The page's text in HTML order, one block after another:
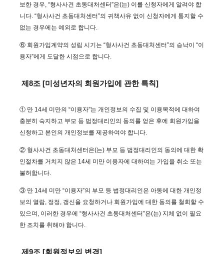
보한 경우, “형사사건 초동대처센터”은(는) 이를 신청자에게 알려야 합
니다. “형사사건 초동대처센터”의 귀책사유 없이 신청자에게 통지할 수
없는 경우에는 예외로 합니다.
⑥ 회원가입계약의 성립 시기는 “형사사건 초동대처센터”의 승낙이 “이
용자”에게 도달한 시점으로 합니다.
제8조 [미성년자의 회원가입에 관한 특칙]
① 만 14세 미만의 “이용자”는 개인정보의 수집 및 이용목적에 대하여
충분히 숙지하고 부모 등 법정대리인의 동의를 얻은 후에 회원가입을
신청하고 본인의 개인정보를 제공하여야 합니다.
② 형사사건 초동대처센터은(는) 부모 등 법정대리인의 동의에 대한 확
인절차를 거치지 않은 14세 미만 이용자에 대하여는 가입을 취소 또는
불허합니다.
③ 만 14세 미만 “이용자”의 부모 등 법정대리인은 아동에 대한 개인정
보의 열람, 정정, 갱신을 요청하거나 회원가입에 대한 동의를 철회할 수
있으며, 이러한 경우에 “형사사건 초동대처센터”은(는) 지체 없이 필요
한 조치를 취해야 합니다.
제9조 [회원정보의 변경]